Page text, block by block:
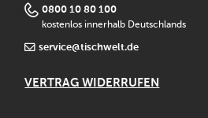
0800 10 80 100
kostenlos innerhalb Deutschlands
service@tischwelt.de
VERTRAG WIDERRUFEN